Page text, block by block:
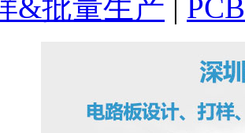
&批量生产 |